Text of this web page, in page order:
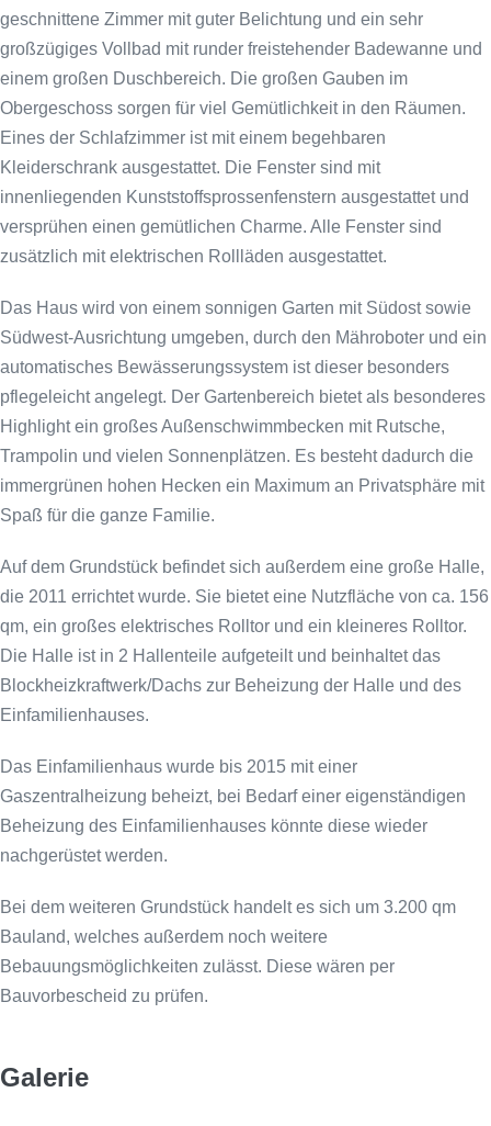
geschnittene Zimmer mit guter Belichtung und ein sehr
großzügiges Vollbad mit runder freistehender Badewanne und
einem großen Duschbereich. Die großen Gauben im
Obergeschoss sorgen für viel Gemütlichkeit in den Räumen.
Eines der Schlafzimmer ist mit einem begehbaren
Kleiderschrank ausgestattet. Die Fenster sind mit
innenliegenden Kunststoffsprossenfenstern ausgestattet und
versprühen einen gemütlichen Charme. Alle Fenster sind
zusätzlich mit elektrischen Rollläden ausgestattet.
Das Haus wird von einem sonnigen Garten mit Südost sowie
Südwest-Ausrichtung umgeben, durch den Mähroboter und ein
automatisches Bewässerungssystem ist dieser besonders
pflegeleicht angelegt. Der Gartenbereich bietet als besonderes
Highlight ein großes Außenschwimmbecken mit Rutsche,
Trampolin und vielen Sonnenplätzen. Es besteht dadurch die
immergrünen hohen Hecken ein Maximum an Privatsphäre mit
Spaß für die ganze Familie.
Auf dem Grundstück befindet sich außerdem eine große Halle,
die 2011 errichtet wurde. Sie bietet eine Nutzfläche von ca. 156
qm, ein großes elektrisches Rolltor und ein kleineres Rolltor.
Die Halle ist in 2 Hallenteile aufgeteilt und beinhaltet das
Blockheizkraftwerk/Dachs zur Beheizung der Halle und des
Einfamilienhauses.
Das Einfamilienhaus wurde bis 2015 mit einer
Gaszentralheizung beheizt, bei Bedarf einer eigenständigen
Beheizung des Einfamilienhauses könnte diese wieder
nachgerüstet werden.
Bei dem weiteren Grundstück handelt es sich um 3.200 qm
Bauland, welches außerdem noch weitere
Bebauungsmöglichkeiten zulässt. Diese wären per
Bauvorbescheid zu prüfen.
Galerie